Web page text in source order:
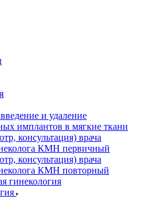
и удаление
имплантов в мягкие ткани
консультация) врача
КМН первичный
консультация) врача
КМН повторный
гинекология